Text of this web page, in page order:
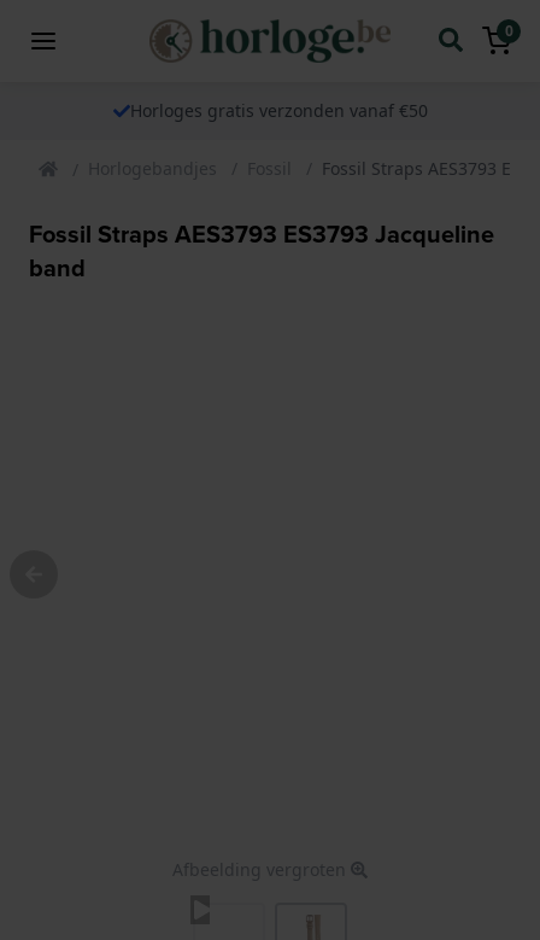
0
Horloges gratis verzonden vanaf €50
Horlogebandjes Fossil Fossil Straps AES3793
Fossil Straps AES3793 ES3793 Jacqueline
band
Afbeelding vergroten